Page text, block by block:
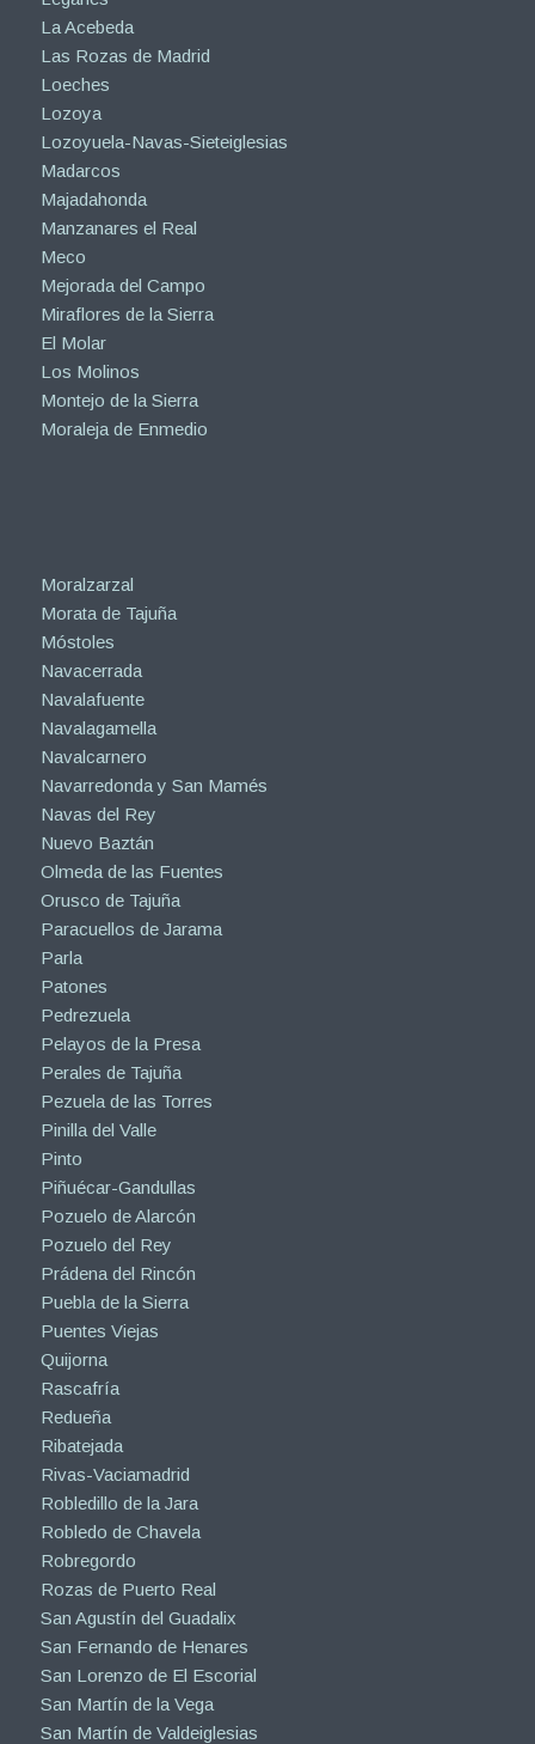
La Acebeda
Las Rozas de Madrid
Loeches
Lozoya
Lozoyuela-Navas-Sieteiglesias
Madarcos
Majadahonda
Manzanares el Real
Meco
Mejorada del Campo
Miraflores de la Sierra
El Molar
Los Molinos
Montejo de la Sierra
Moraleja de Enmedio
Moralzarzal
Morata de Tajuña
Móstoles
Navacerrada
Navalafuente
Navalagamella
Navalcarnero
Navarredonda y San Mamés
Navas del Rey
Nuevo Baztán
Olmeda de las Fuentes
Orusco de Tajuña
Paracuellos de Jarama
Parla
Patones
Pedrezuela
Pelayos de la Presa
Perales de Tajuña
Pezuela de las Torres
Pinilla del Valle
Pinto
Piñuécar-Gandullas
Pozuelo de Alarcón
Pozuelo del Rey
Prádena del Rincón
Puebla de la Sierra
Puentes Viejas
Quijorna
Rascafría
Redueña
Ribatejada
Rivas-Vaciamadrid
Robledillo de la Jara
Robledo de Chavela
Robregordo
Rozas de Puerto Real
San Agustín del Guadalix
San Fernando de Henares
San Lorenzo de El Escorial
San Martín de la Vega
San Martín de Valdeiglesias